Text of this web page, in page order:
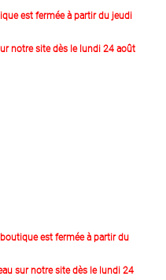
est fermée à partir du jeudi
notre site dès le lundi 24 août
est fermée à partir du
sur notre site dès le lundi 24